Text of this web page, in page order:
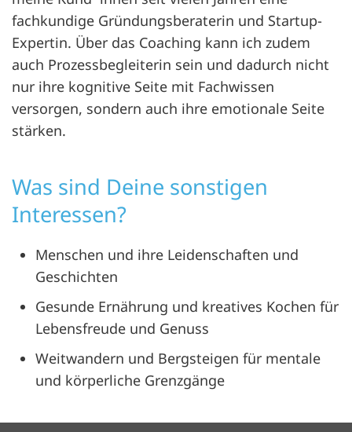
fachkundige Gründungsberaterin und Startup-
Expertin. Über das Coaching kann ich zudem
auch Prozessbegleiterin sein und dadurch nicht
nur ihre kognitive Seite mit Fachwissen
versorgen, sondern auch ihre emotionale Seite
stärken.
Was sind Deine sonstigen
Interessen?
Menschen und ihre Leidenschaften und
Geschichten
Gesunde Ernährung und kreatives Kochen für
Lebensfreude und Genuss
Weitwandern und Bergsteigen für mentale
und körperliche Grenzgänge